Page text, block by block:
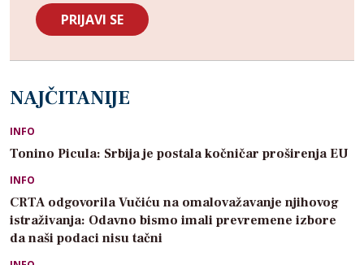
NAJČITANIJE
INFO
Tonino Picula: Srbija je postala kočničar proširenja EU
INFO
CRTA odgovorila Vučiću na omalovažavanje njihovog
istraživanja: Odavno bismo imali prevremene izbore
da naši podaci nisu tačni